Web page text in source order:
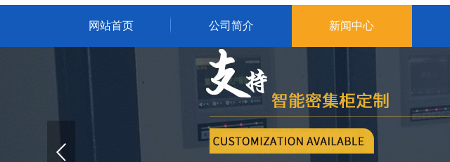
网站首页 公司简介 新闻中心